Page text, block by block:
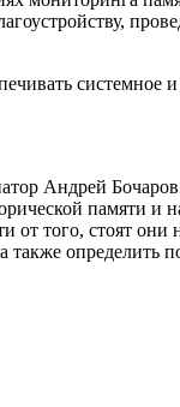
Андрей
памяти и
того, стоят
определить